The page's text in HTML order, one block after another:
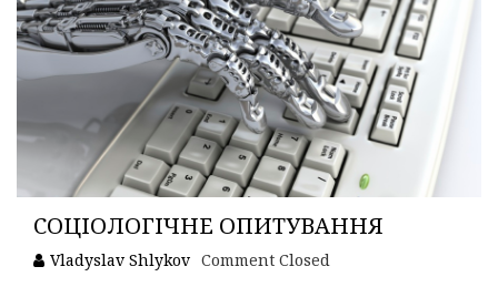
СОЦІОЛОГІЧНЕ ОПИТУВАННЯ
Vladyslav Shlykov Comment Closed